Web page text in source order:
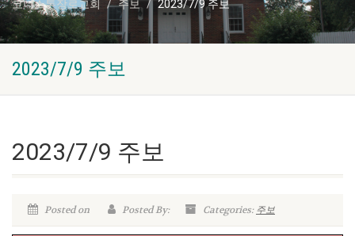
코너스톤장로교회 주보 2023/7/9 주보
2023/7/9 주보
2023/7/9 주보
Posted on Posted By: Categories:주보